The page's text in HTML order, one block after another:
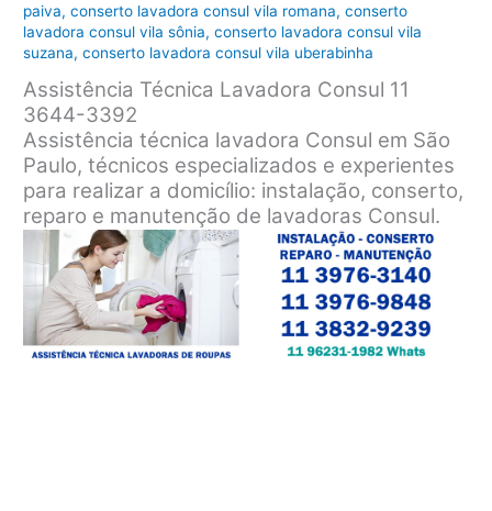
paiva,conserto lavadora consul vila romana,conserto
lavadora consul vila sônia,conserto lavadora consul vila
suzana,conserto lavadora consul vila uberabinha
Assistência Técnica Lavadora Consul 11
3644-3392
Assistência técnica lavadora Consul em São
Paulo, técnicos especializados e experientes
para realizar a domicílio: instalação, conserto,
reparo e manutenção de lavadoras Consul.